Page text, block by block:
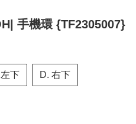
手機環 {TF2305007}
下 D. 右下